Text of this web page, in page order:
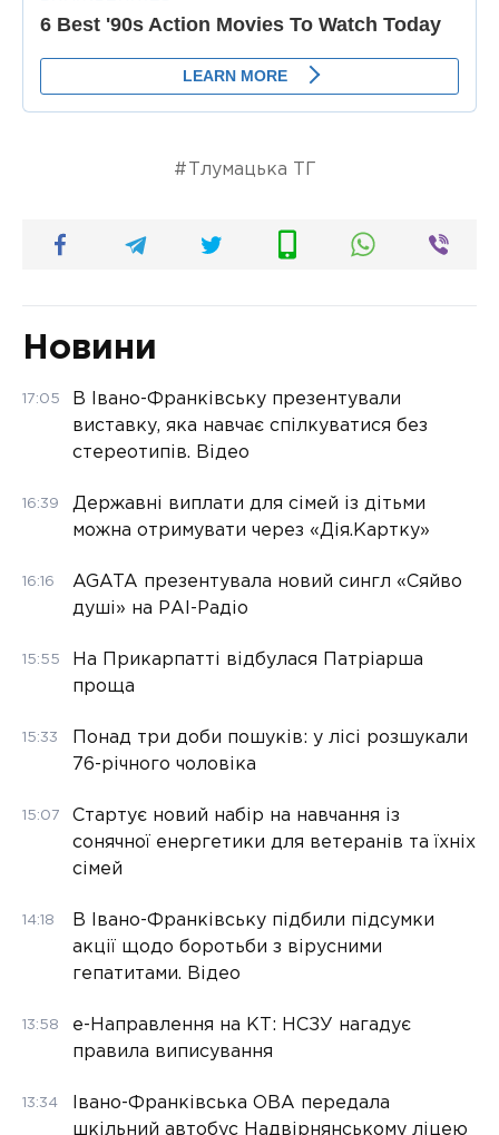
Тлумацька ТГ
Новини
17:05
В Івано-Франківську презентували
виставку, яка навчає спілкуватися без
стереотипів. Відео
16:39
Державні виплати для сімей із дітьми
можна отримувати через «Дія.Картку»
16:16
AGATA презентувала новий сингл «Сяйво
душі» на РАІ-Радіо
15:55
На Прикарпатті відбулася Патріарша
проща
15:33
Понад три доби пошуків: у лісі розшукали
76-річного чоловіка
15:07
Стартує новий набір на навчання із
сонячної енергетики для ветеранів та їхніх
сімей
14:18
В Івано-Франківську підбили підсумки
акції щодо боротьби з вірусними
гепатитами. Відео
13:58
е-Направлення на КТ: НСЗУ нагадує
правила виписування
13:34
Івано-Франківська ОВА передала
шкільний автобус Надвірнянському ліцею